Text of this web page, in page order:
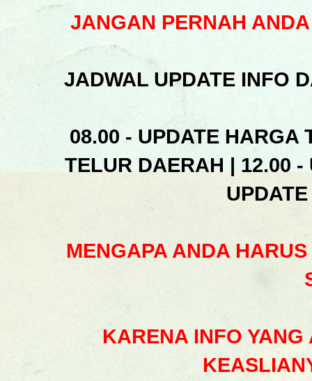
JANGAN PERNAH
JADWAL UPDATE INFO
08.00 - UPDATE HARGA
TELUR DAERAH | 12.00
MENGAPA ANDA
KARENA INFO